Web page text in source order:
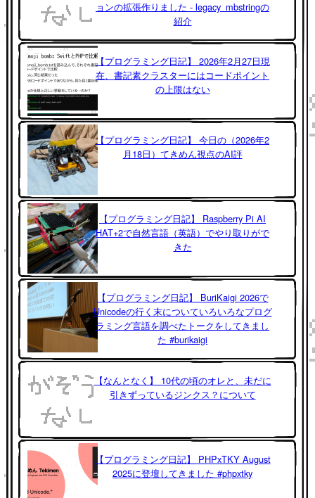
ョンの拡張作りました - legacy_mbstringの
紹介
【プログラミング日記】 2026年2月27日現
在、書記素クラスターにはコードポイント
の上限はない
【プログラミング日記】 今日の（2026年2
月18日）てきめん視点のAI評
【プログラミング日記】 Raspberry Pi AI
HAT+2で自然言語（英語）でやり取りがで
きた
【プログラミング日記】 BuriKaigi 2026で
Unicodeの行く末についていろいろなプログ
ラミング言語を調べたトークをしてきまし
た #burikaigi
【なんとなく】 10代の頃のオレと、未だに
引きずっているジンクス？について
【プログラミング日記】 PHPxTKY August
2025に登壇してきました #phpxtky